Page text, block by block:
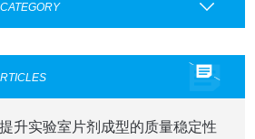
升实验室片剂成型的质量稳定性